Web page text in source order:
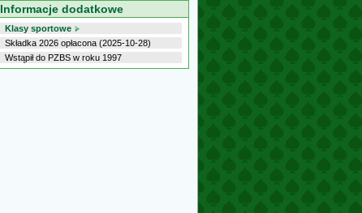
Informacje dodatkowe
Klasy sportowe
Składka 2026 opłacona (2025-10-28)
Wstąpił do PZBS w roku 1997